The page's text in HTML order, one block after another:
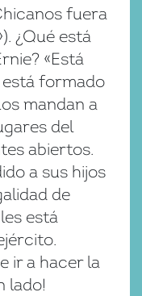
fuera
¿Qué está
«Está
está formado
mandan a
del
abiertos.
a sus hijos
de
está
ir a hacer la
lado!